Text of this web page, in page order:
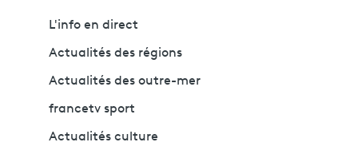
L'info en direct
Actualités des régions
Actualités des outre-mer
francetv sport
Actualités culture